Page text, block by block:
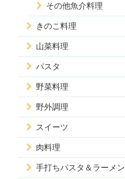
その他魚介料理
きのこ料理
山菜料理
パスタ
野菜料理
野外調理
スイーツ
肉料理
手打ちパスタ＆ラーメン